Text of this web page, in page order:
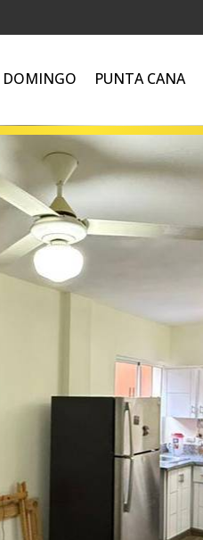
DOMINGO PUNTA CANA